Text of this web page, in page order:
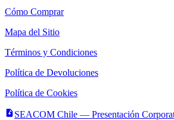
Cómo Comprar
Mapa del Sitio
Términos y Condiciones
Política de Devoluciones
Política de Cookies
SEACOM Chile — Presentación